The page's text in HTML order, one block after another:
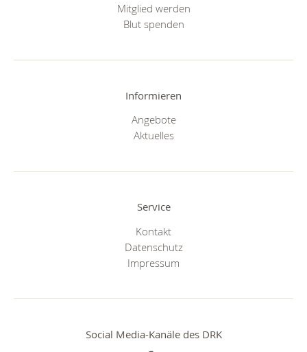
Mitglied werden
Blut spenden
Informieren
Angebote
Aktuelles
Service
Kontakt
Datenschutz
Impressum
Social Media-Kanäle des DRK